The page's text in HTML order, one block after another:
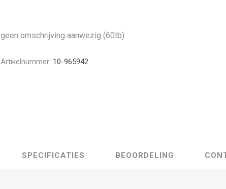
geen omschrijving aanwezig (60tb)
Artikelnummer: 10-965942
SPECIFICATIES BEOORDELING